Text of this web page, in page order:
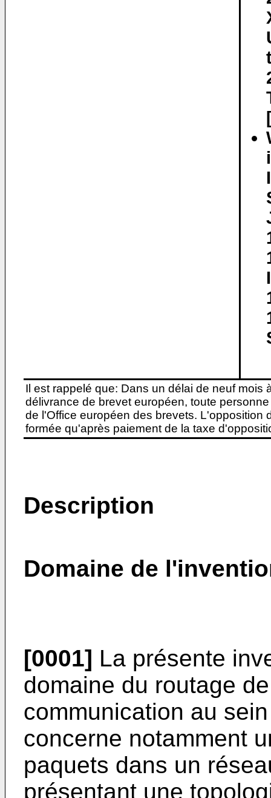
Il est rappelé que: Dans un délai de neuf
délivrance de brevet européen, toute
de l'Office européen des brevets. L'opposition
formée qu'après paiement de la taxe
Description
Domaine de
[0001] La présente
domaine du routage
communication au
concerne notamment
paquets dans un
présentant une